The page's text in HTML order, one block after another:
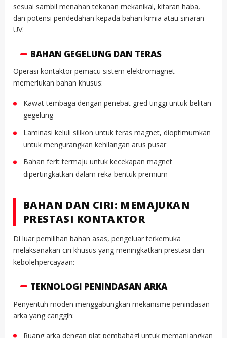
sesuai sambil menahan tekanan mekanikal, kitaran haba,
dan potensi pendedahan kepada bahan kimia atau sinaran
UV.
BAHAN GEGELUNG DAN TERAS
Operasi kontaktor pemacu sistem elektromagnet
memerlukan bahan khusus:
Kawat tembaga dengan penebat gred tinggi untuk belitan
gegelung
Laminasi keluli silikon untuk teras magnet, dioptimumkan
untuk mengurangkan kehilangan arus pusar
Bahan ferit termaju untuk kecekapan magnet
dipertingkatkan dalam reka bentuk premium
BAHAN DAN CIRI: MEMAJUKAN
PRESTASI KONTAKTOR
Di luar pemilihan bahan asas, pengeluar terkemuka
melaksanakan ciri khusus yang meningkatkan prestasi dan
kebolehpercayaan:
TEKNOLOGI PENINDASAN ARKA
Penyentuh moden menggabungkan mekanisme penindasan
arka yang canggih:
Ruang arka dengan plat pembahagi untuk memanjangkan